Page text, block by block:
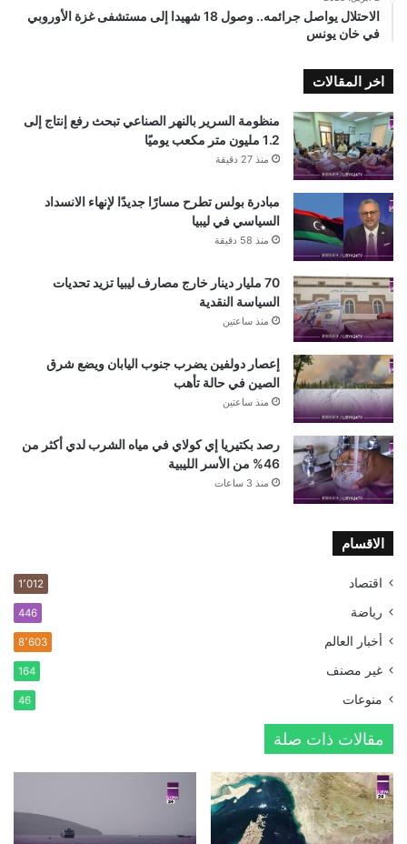
الاحتلال يواصل جرائمه.. وصول 18 شهيدا إلى مستشفى غزة الأوروبي
في خان يونس
اخر المقالات
منظومة السرير بالنهر الصناعي تبحث رفع إنتاج إلى
1.2 مليون متر مكعب يوميًا
منذ 27 دقيقة
مبادرة بولس تطرح مسارًا جديدًا لإنهاء الانسداد
السياسي في ليبيا
منذ 58 دقيقة
70 مليار دينار خارج مصارف ليبيا تزيد تحديات
السياسة النقدية
منذ ساعتين
إعصار دولفين يضرب جنوب اليابان ويضع شرق
الصين في حالة تأهب
منذ ساعتين
رصد بكتيريا إي كولاي في مياه الشرب لدي أكثر من
46% من الأسر الليبية
منذ 3 ساعات
الاقسام
اقتصاد 1٬012
رياضة 446
أخبار العالم 8٬603
غير مصنف 164
منوعات 46
مقالات ذات صلة